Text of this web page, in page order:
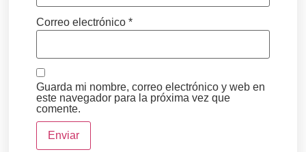
Correo electrónico*
Guarda mi nombre, correo electrónico y web en
este navegador para la próxima vez que
comente.